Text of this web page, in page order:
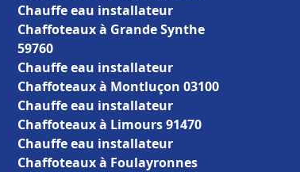
Chauffe eau installateur
Chaffoteaux à Grande Synthe
59760
Chauffe eau installateur
Chaffoteaux à Montluçon 03100
Chauffe eau installateur
Chaffoteaux à Limours 91470
Chauffe eau installateur
Chaffoteaux à Foulayronnes